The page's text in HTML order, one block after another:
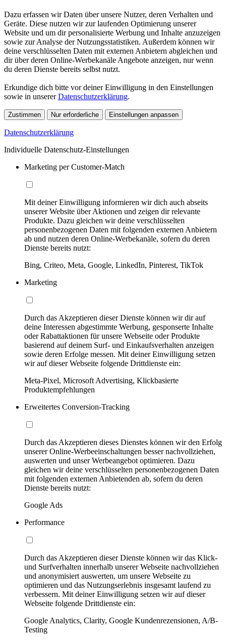
Dazu erfassen wir Daten über unsere Nutzer, deren Verhalten und
Geräte. Diese nutzen wir zur laufenden Optimierung unserer
Website und um dir personalisierte Werbung und Inhalte anzuzeigen
sowie zur Analyse der Nutzungsstatistiken. Außerdem können wir
deine verschlüsselten Daten mit externen Anbietern abgleichen und
dir über deren Online-Werbekanäle Angebote anzeigen, nur wenn
du deren Dienste bereits selbst nutzt.
Erkundige dich bitte vor deiner Einwilligung in den Einstellungen
sowie in unsererDatenschutzerklärung.
Zustimmen Nur erforderliche Einstellungen anpassen
Datenschutzerklärung
Individuelle Datenschutz-Einstellungen
Marketing per Customer-Match
Mit deiner Einwilligung informieren wir dich auch abseits
unserer Website über Aktionen und zeigen dir relevante
Produkte. Dazu gleichen wir deine verschlüsselten
personenbezogenen Daten mit folgenden externen Anbietern
ab und nutzen deren Online-Werbekanäle, sofern du deren
Dienste bereits nutzt:
Bing, Criteo, Meta, Google, LinkedIn, Pinterest, TikTok
Marketing
Durch das Akzeptieren dieser Dienste können wir dir auf
deine Interessen abgestimmte Werbung, gesponserte Inhalte
oder Rabattaktionen für unsere Webseite oder Produkte
basierend auf deinem Surf- und Einkaufsverhalten anzeigen
sowie deren Erfolge messen. Mit deiner Einwilligung setzen
wir auf dieser Webseite folgende Drittdienste ein:
Meta-Pixel, Microsoft Advertising, Klickbasierte
Produktempfehlungen
Erweitertes Conversion-Tracking
Durch das Akzeptieren dieses Dienstes können wir den Erfolg
unserer Online-Werbeeinschaltungen besser nachvollziehen,
auswerten und unser Werbeangebot optimieren. Dazu
gleichen wir deine verschlüsselten personenbezogenen Daten
mit folgenden externen Anbietenden ab, sofern du deren
Dienste bereits nutzt:
Google Ads
Performance
Durch das Akzeptieren dieser Dienste können wir das Klick-
und Surfverhalten innerhalb unserer Webseite nachvollziehen
und anonymisiert auswerten, um unsere Webseite zu
optimieren und das Nutzungserlebnis insgesamt laufend zu
verbessern. Mit deiner Einwilligung setzen wir auf dieser
Webseite folgende Drittdienste ein:
Google Analytics, Clarity, Google Kundenrezensionen, A/B-
Testing